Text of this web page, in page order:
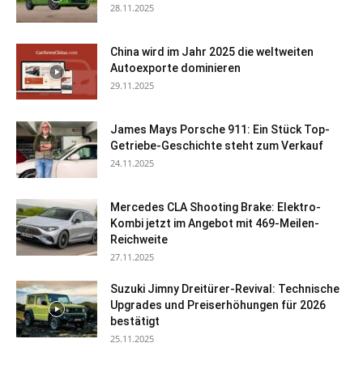
28.11.2025
China wird im Jahr 2025 die weltweiten
Autoexporte dominieren
29.11.2025
James Mays Porsche 911: Ein Stück Top-
Getriebe-Geschichte steht zum Verkauf
24.11.2025
Mercedes CLA Shooting Brake: Elektro-
Kombi jetzt im Angebot mit 469-Meilen-
Reichweite
27.11.2025
Suzuki Jimny Dreitürer-Revival: Technische
Upgrades und Preiserhöhungen für 2026
bestätigt
25.11.2025